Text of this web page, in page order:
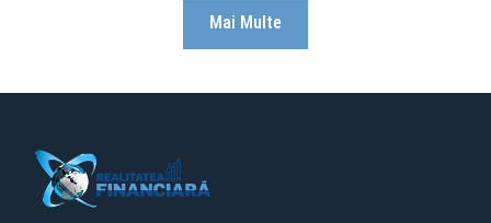
Mai Multe